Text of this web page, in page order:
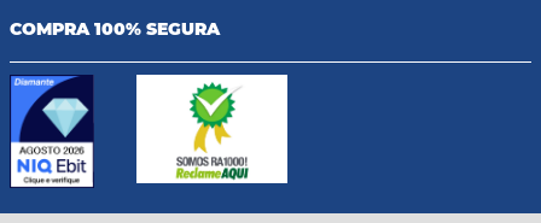
COMPRA 100% SEGURA